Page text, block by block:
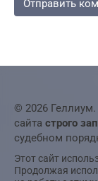
© 2026
сайта строго
судебном
Этот сайт
Продолжая